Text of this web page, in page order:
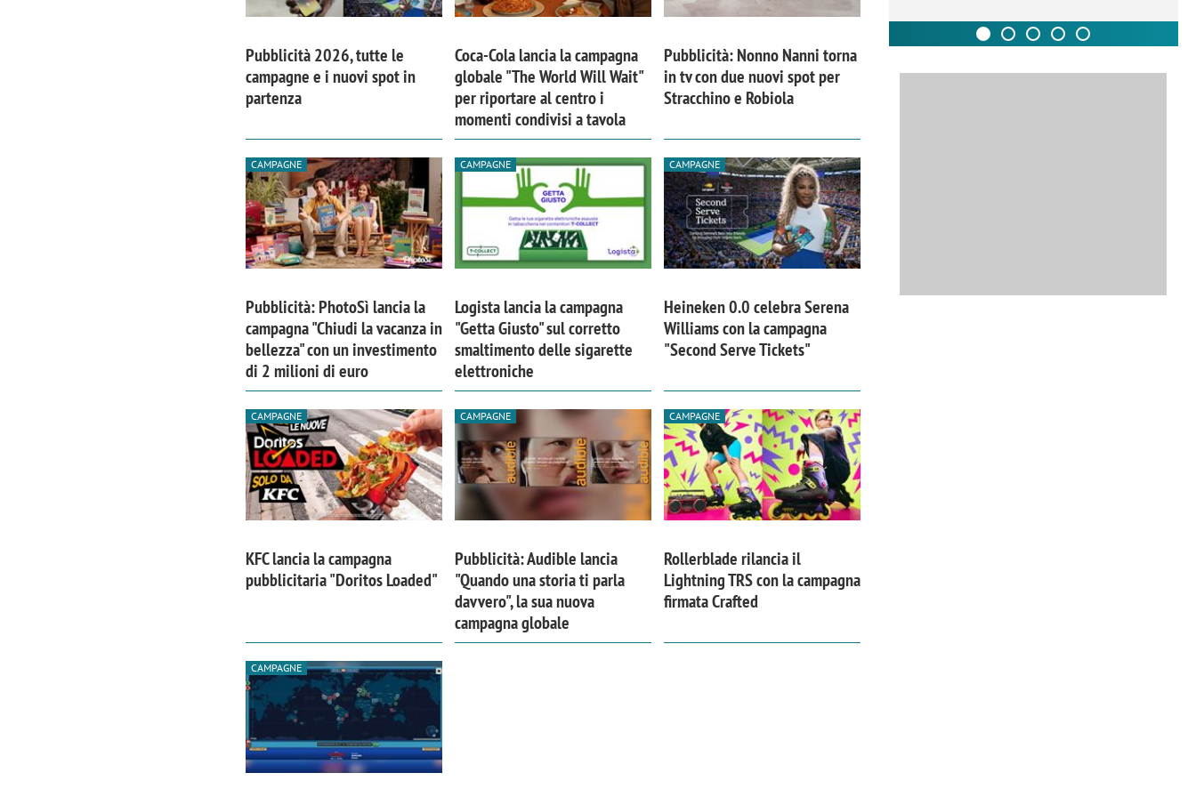
Pubblicità 2026, tutte le
campagne e i nuovi spot in
partenza
Coca-Cola lancia la campagna
globale "The World Will Wait"
per riportare al centro i
momenti condivisi a tavola
Pubblicità: Nonno Nanni torna
in tv con due nuovi spot per
Stracchino e Robiola
CAMPAGNE
Pubblicità: PhotoSì lancia la
campagna "Chiudi la vacanza in
bellezza" con un investimento
di 2 milioni di euro
CAMPAGNE
Logista lancia la campagna
"Getta Giusto" sul corretto
smaltimento delle sigarette
elettroniche
CAMPAGNE
Heineken 0.0 celebra Serena
Williams con la campagna
"Second Serve Tickets"
CAMPAGNE
KFC lancia la campagna
pubblicitaria "Doritos Loaded"
CAMPAGNE
Pubblicità: Audible lancia
"Quando una storia ti parla
davvero", la sua nuova
campagna globale
CAMPAGNE
Rollerblade rilancia il
Lightning TRS con la campagna
firmata Crafted
CAMPAGNE